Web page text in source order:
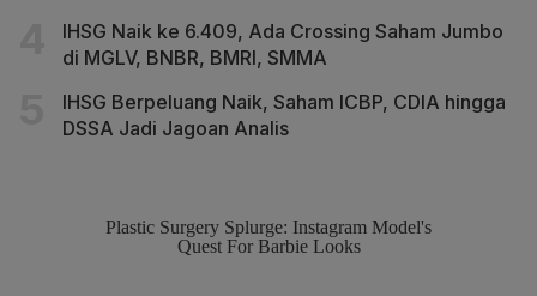
IHSG Naik ke 6.409, Ada Crossing Saham Jumbo
di MGLV, BNBR, BMRI, SMMA
IHSG Berpeluang Naik, Saham ICBP, CDIA hingga
DSSA Jadi Jagoan Analis